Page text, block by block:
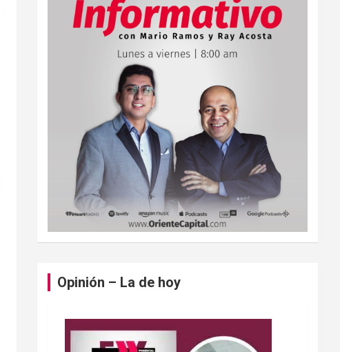
Opinión – La de hoy